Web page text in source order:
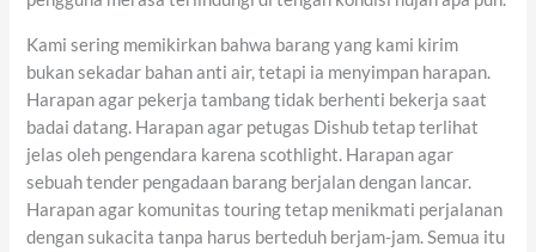
Kami sering memikirkan bahwa barang yang kami kirim
bukan sekadar bahan anti air, tetapi ia menyimpan harapan.
Harapan agar pekerja tambang tidak berhenti bekerja saat
badai datang. Harapan agar petugas Dishub tetap terlihat
jelas oleh pengendara karena scothlight. Harapan agar
sebuah tender pengadaan barang berjalan dengan lancar.
Harapan agar komunitas touring tetap menikmati perjalanan
dengan sukacita tanpa harus berteduh berjam-jam. Semua itu